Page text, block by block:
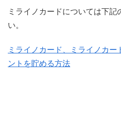
ミライノカードについては下記
い。
ミライノカード、ミライノカ
ントを貯める方法